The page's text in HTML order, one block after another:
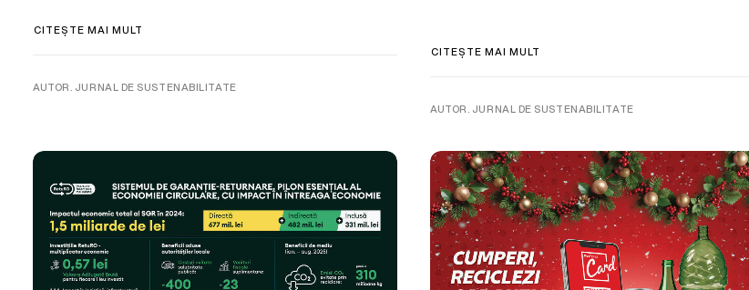
CITEȘTE MAI MULT
AUTOR. JURNAL DE SUSTENABILITATE
CITEȘTE MAI MULT
AUTOR. JURNAL DE SUSTENABILITATE